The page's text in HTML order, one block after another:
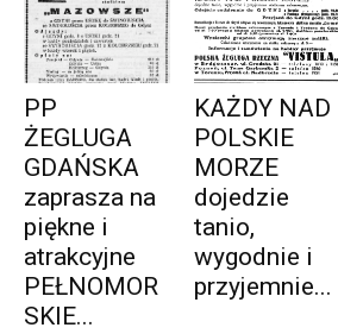
PP
ŻEGLUGA
GDAŃSKA
zaprasza na
piękne i
atrakcyjne
PEŁNOMOR
SKIE...
KAŻDY NAD
POLSKIE
MORZE
dojedzie
tanio,
wygodnie i
przyjemnie...